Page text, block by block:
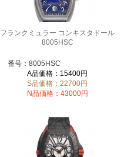
フランクミュラー コンキスタドール
8005HSC
番号：8005HSC
A品価格：15400円
S品価格：22700円
N品価格：43000円